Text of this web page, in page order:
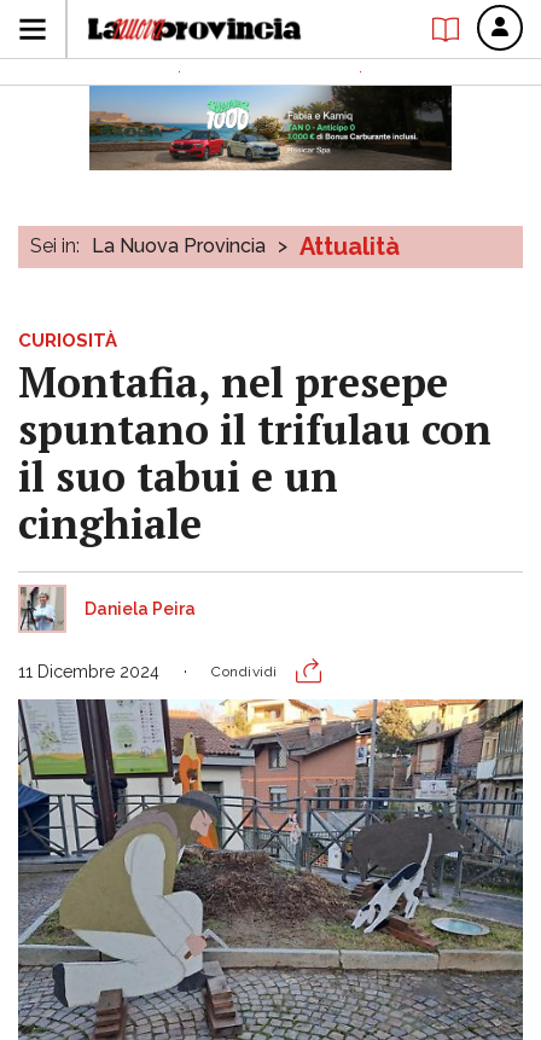
Sei in: La Nuova Provincia > Attualità
CURIOSITÀ
Montafia, nel presepe
spuntano il trifulau con
il suo tabui e un
cinghiale
Daniela Peira
11 Dicembre 2024 Condividi